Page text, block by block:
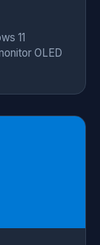
11
OLED